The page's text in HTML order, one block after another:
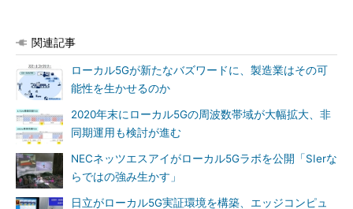
関連記事
ローカル5Gが新たなバズワードに、製造業はその可
能性を生かせるのか
2020年末にローカル5Gの周波数帯域が大幅拡大、非
同期運用も検討が進む
NECネッツエスアイがローカル5Gラボを公開「SIerな
らではの強み生かす」
日立がローカル5G実証環境を構築、エッジコンピュ